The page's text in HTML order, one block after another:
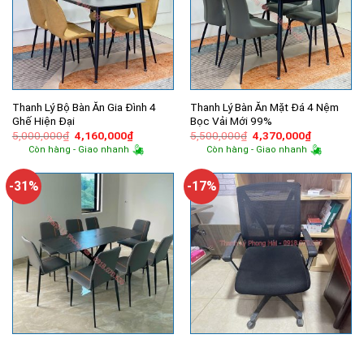
Thanh Lý Bộ Bàn Ăn Gia Đình 4
Ghế Hiện Đại
5,000,000₫ Giá
gốc
là:
4,160,000₫Giá
hiện
tại
4,160,000₫.
Còn hàng - Giao nhanh
Thanh Lý Bàn Ăn Mặt Đá 4 Nệm
Bọc Vải Mới 99%
5,500,000₫ Giá
gốc
là:
4,370,000₫Giá
hiện
tại
Còn hàng - Giao nhanh
-31% -17%